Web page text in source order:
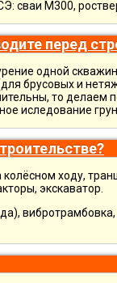
сваи М300,
перед
одной
брусовых и
то
иследование
ходу,
экскаватор.